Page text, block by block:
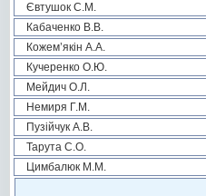
Євтушок С.М.
Кабаченко В.В.
Кожем’якін А.А.
Кучеренко О.Ю.
Мейдич О.Л.
Немиря Г.М.
Пузійчук А.В.
Тарута С.О.
Цимбалюк М.М.